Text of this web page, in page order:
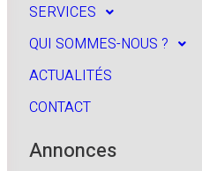
SERVICES
QUI SOMMES-NOUS ?
ACTUALITÉS
CONTACT
Annonces